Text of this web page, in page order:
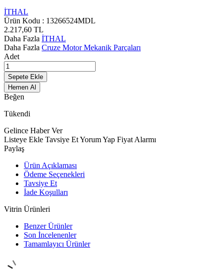
İTHAL
Ürün Kodu : 13266524MDL
2.217,60 TL
Daha Fazla İTHAL
Daha Fazla Cruze Motor Mekanik Parçaları
Adet
Sepete Ekle
Hemen Al
Beğen
Tükendi
Gelince Haber Ver
Listeye Ekle Tavsiye EtYorum Yap Fiyat Alarmı
Paylaş
Ürün Açıklaması
Ödeme Seçenekleri
Tavsiye Et
İade Koşulları
Vitrin Ürünleri
Benzer Ürünler
Son İncelenenler
Tamamlayıcı Ürünler